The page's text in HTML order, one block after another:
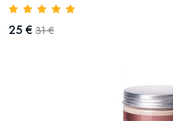
25 € 31 €